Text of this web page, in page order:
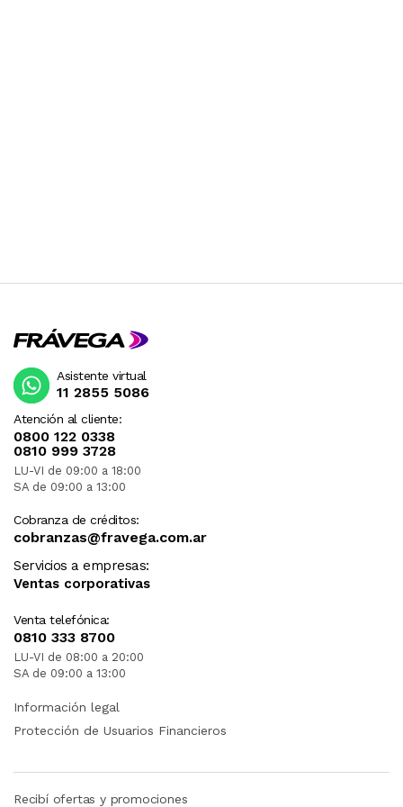
Atención al cliente:
0800 122 0338
0810 999 3728
LU-VI de 09:00 a 18:00
SA de 09:00 a 13:00
Cobranza de créditos:
cobranzas@fravega.com.ar
Servicios a empresas:
Ventas corporativas
Venta telefónica:
0810 333 8700
LU-VI de 08:00 a 20:00
SA de 09:00 a 13:00
Asistente virtual
11 2855 5086
Información legal
Protección de Usuarios Financieros
Recibí ofertas y promociones